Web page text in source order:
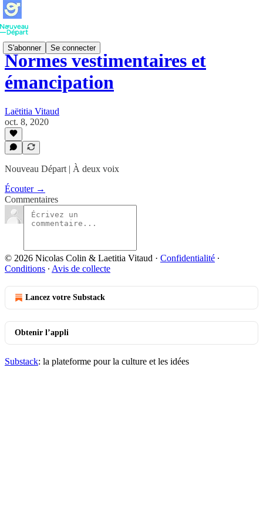
S'abonner Se connecter
Normes vestimentaires et
émancipation
Laëtitia Vitaud
oct. 8, 2020
Nouveau Départ | À deux voix
Écouter →
Commentaires
© 2026 Nicolas Colin & Laetitia Vitaud · Confidentialité ∙
Conditions ∙ Avis de collecte
Lancez votre Substack
Obtenir l’appli
Substack: la plateforme pour la culture et les idées